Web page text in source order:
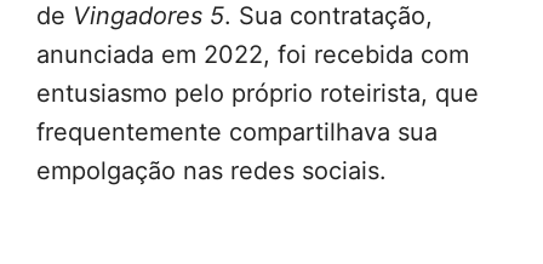
de Vingadores 5. Sua contratação,
anunciada em 2022, foi recebida com
entusiasmo pelo próprio roteirista, que
frequentemente compartilhava sua
empolgação nas redes sociais.